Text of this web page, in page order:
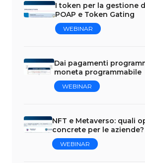
I token per la gestione
POAP e Token Gating
WEBINAR
Dai pagamenti
moneta programmabile
WEBINAR
NFT e Metaverso: quali
concrete per le aziende?
WEBINAR